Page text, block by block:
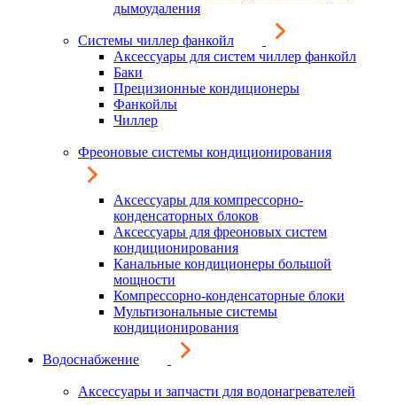
дымоудаления
Системы чиллер фанкойл
Аксессуары для систем чиллер фанкойл
Баки
Прецизионные кондиционеры
Фанкойлы
Чиллер
Фреоновые системы кондиционирования
Аксессуары для компрессорно-
конденсаторных блоков
Аксессуары для фреоновых систем
кондиционирования
Канальные кондиционеры большой
мощности
Компрессорно-конденсаторные блоки
Мультизональные системы
кондиционирования
Водоснабжение
Аксессуары и запчасти для водонагревателей